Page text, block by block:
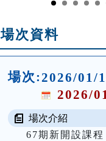
場次資料
場次:2026/01/
2026/
場次介紹
67期新開設課程